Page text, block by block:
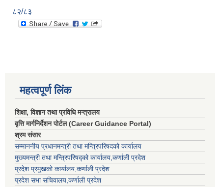
८२/८३
महत्वपूर्ण लिंक
शिक्षा, विज्ञान तथा प्रविधि मन्त्रालय
वृत्ति मार्गनिर्देशन पोर्टल (Career Guidance Portal)
श्रम संसार
सम्माननीय प्रधानमन्त्री तथा मन्त्रिपरिषद‌को कार्यालय
मुख्यमन्त्री तथा मन्त्रिपरिषद्को कार्यालय,कर्णाली प्रदेश
प्रदेश प्रमुखको कार्यालय,कर्णाली प्रदेश
प्रदेश सभा सचिवालय,कर्णाली प्रदेश